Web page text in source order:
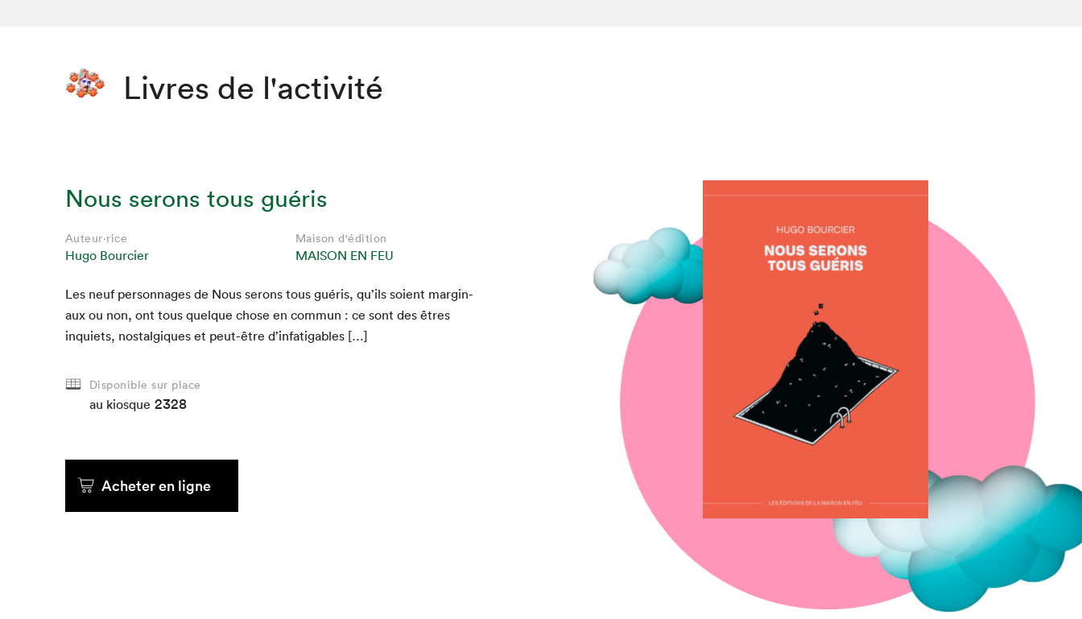
Que cherchez-vous?
Livres de l'activité
Nous serons tous guéris
Auteur·rice
Hugo Bourcier
Maison d'édition
MAISON EN FEU
Les neuf per­son­nages de Nous serons tous guéris, qu’ils soient mar­gin­
aux ou non, ont tous quelque chose en com­mun : ce sont des êtres
inqui­ets, nos­tal­giques et peut-être d’infatigables […]
Disponible sur place
au kiosque 2328
Acheter en ligne